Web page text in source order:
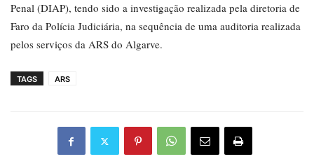
Penal (DIAP), tendo sido a investigação realizada pela diretoria de
Faro da Polícia Judiciária, na sequência de uma auditoria realizada
pelos serviços da ARS do Algarve.
TAGS ARS